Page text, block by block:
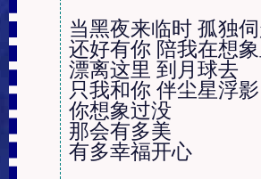
当黑夜来临时 孤独
还好有你 陪我在想
漂离这里 到月球去
只我和你 伴尘星浮影
你想象过没
那会有多美
有多幸福开心